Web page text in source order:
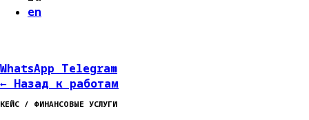
en
WhatsApp Telegram
← Назад к работам
КЕЙС / ФИНАНСОВЫЕ УСЛУГИ